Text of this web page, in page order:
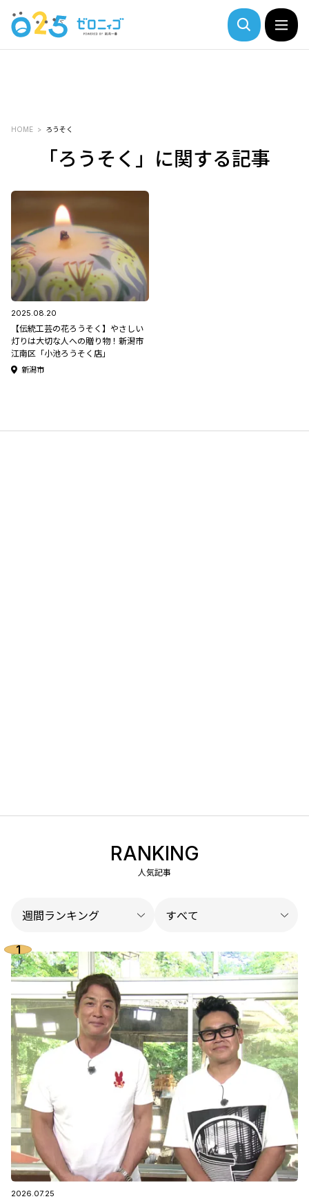
HOME ろうそく
「ろうそく」に関する記事
2025.08.20
【伝統工芸の花ろうそく】やさしい
灯りは大切な人への贈り物！新潟市
江南区「小池ろうそく店」
新潟市
RANKING
人気記事
2026.07.25